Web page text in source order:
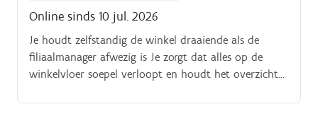
Online sinds 10 jul. 2026
Je houdt zelfstandig de winkel draaiende als de
filiaalmanager afwezig is Je zorgt dat alles op de
winkelvloer soepel verloopt en houdt het overzicht